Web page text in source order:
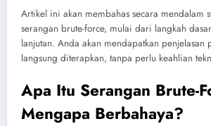
Artikel ini akan membahas secara mendalam
serangan brute-force, mulai dari langkah
lanjutan. Anda akan mendapatkan penjelasan
langsung diterapkan, tanpa perlu keahlian
Apa Itu Serangan Brute-
Mengapa Berbahaya?